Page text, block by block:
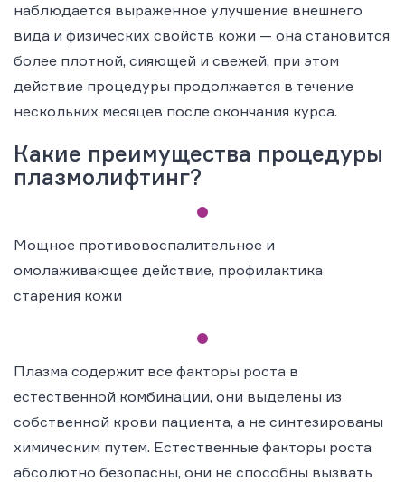
наблюдается выраженное улучшение внешнего
вида и физических свойств кожи — она становится
более плотной, сияющей и свежей, при этом
действие процедуры продолжается в течение
нескольких месяцев после окончания курса.
Какие преимущества процедуры
плазмолифтинг?
Мощное противовоспалительное и
омолаживающее действие, профилактика
старения кожи
Плазма содержит все факторы роста в
естественной комбинации, они выделены из
собственной крови пациента, а не синтезированы
химическим путем. Естественные факторы роста
абсолютно безопасны, они не способны вызвать